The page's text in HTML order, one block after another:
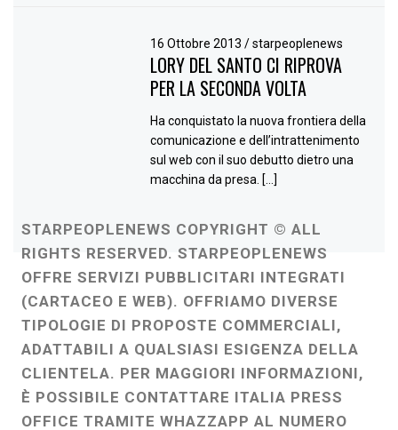
16 Ottobre 2013/ starpeoplenews
LORY DEL SANTO CI RIPROVA
PER LA SECONDA VOLTA
Ha conquistato la nuova frontiera della
comunicazione e dell’intrattenimento
sul web con il suo debutto dietro una
macchina da presa. […]
STARPEOPLENEWS COPYRIGHT © ALL
RIGHTS RESERVED. STARPEOPLENEWS
OFFRE SERVIZI PUBBLICITARI INTEGRATI
(CARTACEO E WEB). OFFRIAMO DIVERSE
TIPOLOGIE DI PROPOSTE COMMERCIALI,
ADATTABILI A QUALSIASI ESIGENZA DELLA
CLIENTELA. PER MAGGIORI INFORMAZIONI,
È POSSIBILE CONTATTARE ITALIA PRESS
OFFICE TRAMITE WHAZZAPP AL NUMERO